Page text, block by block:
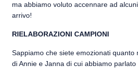
ma abbiamo voluto accennare ad
arrivo!
RIELABORAZIONI CAMPIONI
Sappiamo che siete emozionati quanto
di Annie e Janna di cui abbiamo